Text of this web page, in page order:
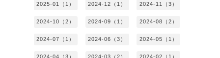
2025-01（1） 2024-12（1） 2024-11（3）
2024-10（2） 2024-09（1） 2024-08（2）
2024-07（1） 2024-06（3） 2024-05（1）
2024-04（3） 2024-03（2） 2024-02（1）